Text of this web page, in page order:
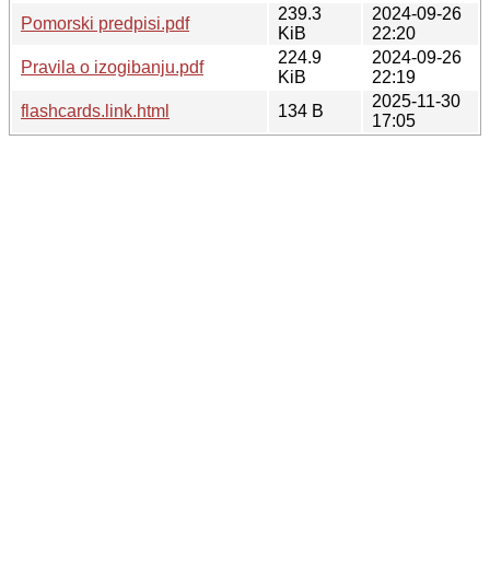
Pomorski predpisi.pdf
239.3
KiB
2024-09-26
22:20
Pravila o izogibanju.pdf
224.9
KiB
2024-09-26
22:19
flashcards.link.html
134 B
2025-11-30
17:05